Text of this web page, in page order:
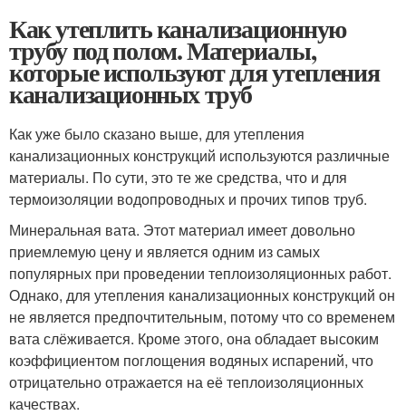
Как утеплить канализационную
трубу под полом. Материалы,
которые используют для утепления
канализационных труб
Как уже было сказано выше, для утепления
канализационных конструкций используются различные
материалы. По сути, это те же средства, что и для
термоизоляции водопроводных и прочих типов труб.
Минеральная вата. Этот материал имеет довольно
приемлемую цену и является одним из самых
популярных при проведении теплоизоляционных работ.
Однако, для утепления канализационных конструкций он
не является предпочтительным, потому что со временем
вата слёживается. Кроме этого, она обладает высоким
коэффициентом поглощения водяных испарений, что
отрицательно отражается на её теплоизоляционных
качествах.